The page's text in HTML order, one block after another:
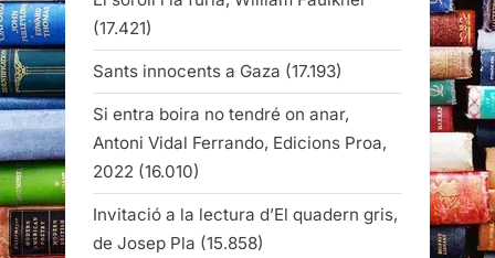
(17.421)
Sants innocents a Gaza (17.193)
Si entra boira no tendré on anar,
Antoni Vidal Ferrando, Edicions Proa,
2022 (16.010)
Invitació a la lectura d’El quadern gris,
de Josep Pla (15.858)